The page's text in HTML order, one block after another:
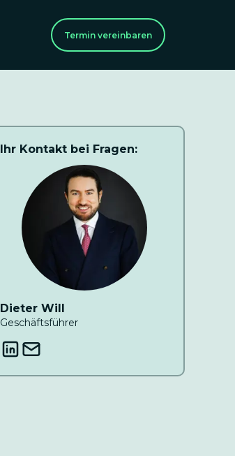
Termin vereinbaren
Ihr Kontakt bei Fragen:
Dieter Will
Geschäftsführer